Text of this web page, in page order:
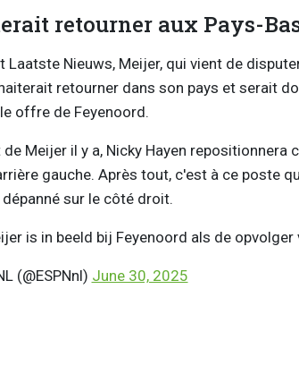
retourner aux Pays-
Laatste Nieuws, Meijer, qui vient de
retourner dans son pays et serait
offre de Feyenoord.
de Meijer il y a, Nicky Hayen repositionnera
gauche. Après tout, c'est à ce poste
sur le côté droit.
is in beeld bij Feyenoord als de opvolger
(@ESPNnl) June 30, 2025